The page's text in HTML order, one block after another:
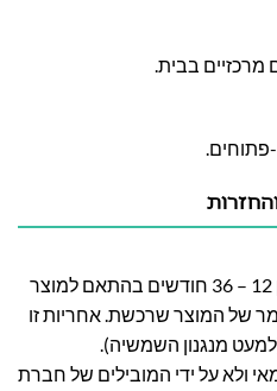
מרכזיים בבית.
פתוחים.
חברת לה גן מעניקה אחריות בין 12 – 36 חודשים בהתאם למוצר
של המוצר שרכשת. אחריות זו
מנגנון השמשיה).
ולא על ידי המובילים של חברת